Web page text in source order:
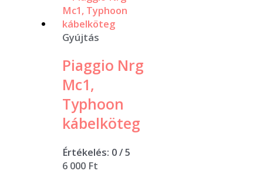
Gyújtás
Piaggio Nrg
Mc1,
Typhoon
kábelköteg
Értékelés: 0/ 5
6 000 Ft